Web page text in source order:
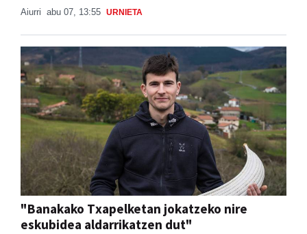
Aiurri abu 07, 13:55 URNIETA
"Banakako Txapelketan jokatzeko nire
eskubidea aldarrikatzen dut"